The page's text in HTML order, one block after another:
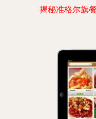
揭秘准格尔旗